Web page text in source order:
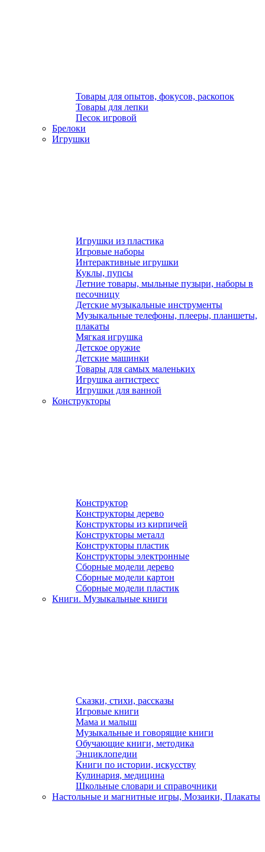
Товары для опытов, фокусов, раскопок
Товары для лепки
Песок игровой
Брелоки
Игрушки
Игрушки из пластика
Игровые наборы
Интерактивные игрушки
Куклы, пупсы
Летние товары, мыльные пузыри, наборы в
песочницу
Детские музыкальные инструменты
Музыкальные телефоны, плееры, планшеты,
плакаты
Мягкая игрушка
Детское оружие
Детские машинки
Товары для самых маленьких
Игрушка антистресс
Игрушки для ванной
Конструкторы
Конструктор
Конструкторы дерево
Конструкторы из кирпичей
Конструкторы металл
Конструкторы пластик
Конструкторы электронные
Сборные модели дерево
Сборные модели картон
Сборные модели пластик
Книги. Музыкальные книги
Сказки, стихи, рассказы
Игровые книги
Мама и малыш
Музыкальные и говорящие книги
Обучающие книги, методика
Энциклопедии
Книги по истории, искусству
Кулинария, медицина
Школьные словари и справочники
Настольные и магнитные игры, Мозаики, Плакаты